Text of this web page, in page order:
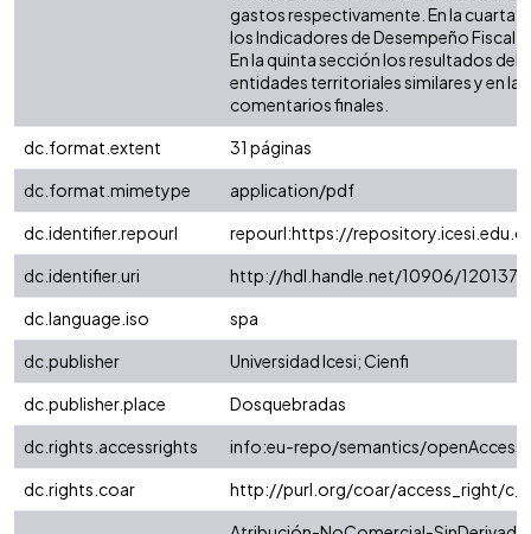
gastos respectivamente. En la cuarta
los Indicadores de Desempeño Fiscal
En la quinta sección los resultados del
entidades territoriales similares y en la
comentarios finales.
dc.format.extent
31 páginas
dc.format.mimetype
application/pdf
dc.identifier.repourl
repourl:https://
dc.identifier.uri
http://hdl.handle.net/10906/120137
dc.language.iso
spa
dc.publisher
Universidad Icesi; Cienfi
dc.publisher.place
Dosquebradas
dc.rights.accessrights
info:eu-repo/semantics/openAccess
dc.rights.coar
http://purl.org/coar/access_right/